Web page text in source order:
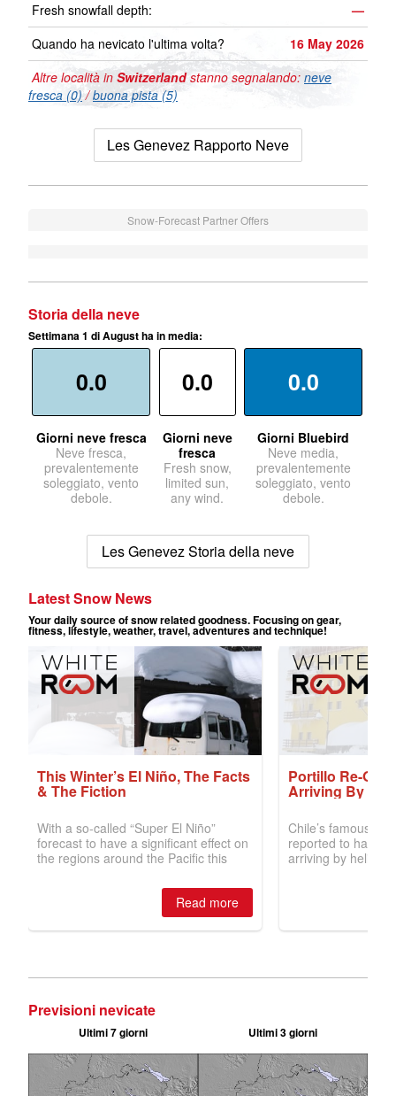
Fresh snowfall depth:
—
Quando ha nevicato l'ultima volta?
16 May 2026
Altre località in Switzerlandstanno segnalando: neve
fresca (0)/buona pista (5)
Les Genevez Rapporto Neve
Snow-Forecast Partner Offers
Storia della neve
Settimana 1 di August ha in media:
0.0
Giorni neve fresca
Neve fresca,
prevalentemente
soleggiato, vento
debole.
0.0
Giorni neve
fresca
Fresh snow,
limited sun,
any wind.
0.0
Giorni Bluebird
Neve media,
prevalentemente
soleggiato, vento
debole.
Les Genevez Storia della neve
Previsioni nevicate
Ultimi 7 giorni Ultimi 3 giorni